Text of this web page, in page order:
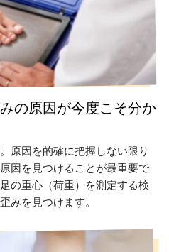
の原因が今度こそ分か
原因を的確に把握しない限り
因を見つけることが最重要で
の重心（荷重）を測定する検
みを見つけます。